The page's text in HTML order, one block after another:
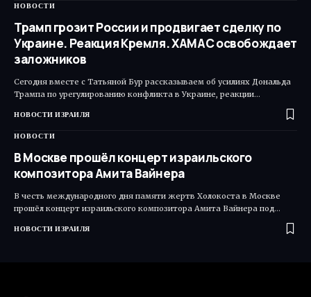
НОВОСТИ
Трамп грозит России и продвигает сделку по
Украине. Реакция Кремля. ХАМАС освобождает
заложников
Сегодня вместе с Татьяной Бур рассказываем об усилиях Дональда
Трампа по урегулированию конфликта в Украине, реакции…
НОВОСТИ ИЗРАИЛЯ
НОВОСТИ
В Москве прошёл концерт израильского
композитора Амита Вайнера
В честь международного дня памяти жертв Холокоста в Москве
прошёл концерт израильского композитора Амита Вайнера под…
НОВОСТИ ИЗРАИЛЯ